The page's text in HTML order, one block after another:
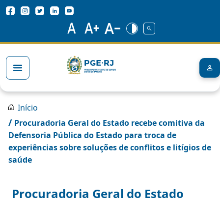
Pular para o conteúdo principal
Trilha de navegação
Início
/ Procuradoria Geral do Estado recebe comitiva da
Defensoria Pública do Estado para troca de
experiências sobre soluções de conflitos e litígios de
saúde
Procuradoria Geral do Estado